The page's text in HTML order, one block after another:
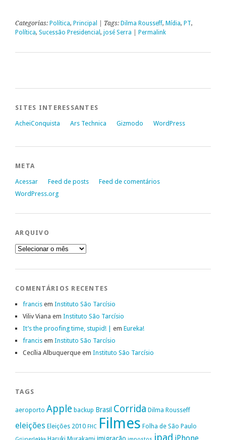
Categorias: Política, Principal | Tags: Dilma Rousseff, Mídia, PT,
Política, Sucessão Presidencial , josé Serra Permalink
SITES INTERESSANTES
AcheiConquista Ars Technica Gizmodo WordPress
META
Acessar Feed de posts
Feed de comentários
WordPress.org
ARQUIVO
Arquivo
COMENTÁRIOS RECENTES
francis em Instituto São Tarcísio
Viliv Viana em Instituto São Tarcísio
It’s the proofing time, stupid! |
em Eureka!
francis em Instituto São Tarcísio
Cecília Albuquerque em Instituto São Tarcísio
TAGS
aeroporto Apple backup Brasil Corrida Dilma Rousseff
eleições Eleições 2010 FHC Filmes Folha de São Paulo